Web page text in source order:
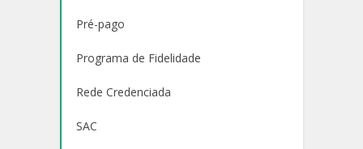
Pré-pago
Programa de Fidelidade
Rede Credenciada
SAC